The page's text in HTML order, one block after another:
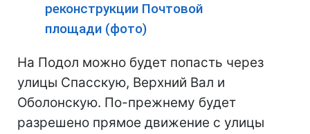
реконструкции Почтовой
площади (фото)
На Подол можно будет попасть через
улицы Спасскую, Верхний Вал и
Оболонскую. По-прежнему будет
разрешено прямое движение с улицы